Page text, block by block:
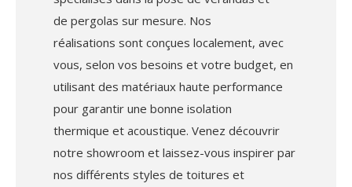
de pergolas sur mesure. Nos
réalisations sont conçues localement, avec
vous, selon vos besoins et votre budget, en
utilisant des matériaux haute performance
pour garantir une bonne isolation
thermique et acoustique. Venez découvrir
notre showroom et laissez-vous inspirer par
nos différents styles de toitures et